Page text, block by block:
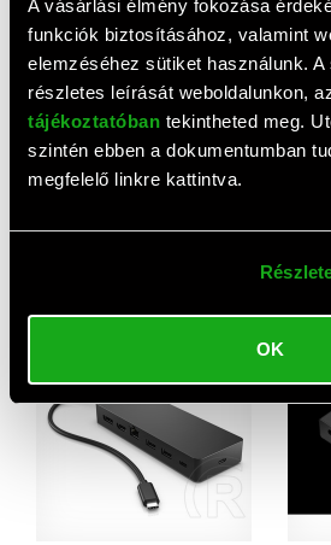
A vásárlási élmény fokozása
funkciók biztosításához, valamint
elemzéséhez sütiket használunk.
részletes leírását weboldalunkon,
tájékoztatóban tekintheted meg.
szintén ebben a dokumentumban
megfelelő linkre kattintva.
OK
70